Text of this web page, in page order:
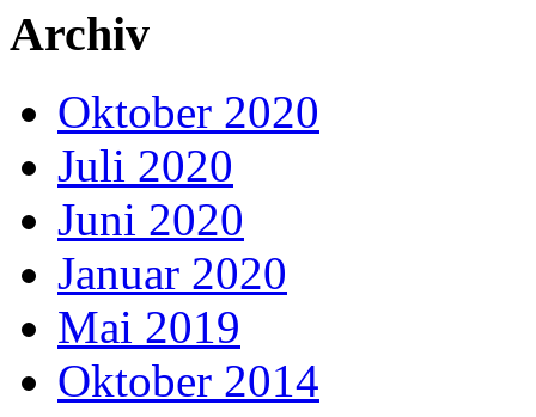
Archiv
Oktober 2020
Juli 2020
Juni 2020
Januar 2020
Mai 2019
Oktober 2014